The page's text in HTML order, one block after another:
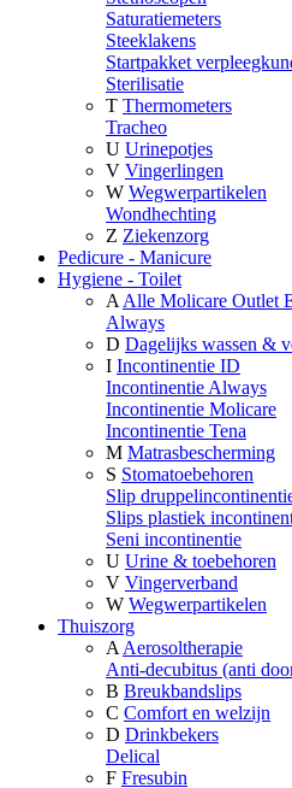
Saturatiemeters
Steeklakens
Startpakket
Sterilisatie
T Thermometers
Tracheo
U Urinepotjes
V Vingerlingen
W Wegwerpartikelen
Wondhechting
Z Ziekenzorg
Pedicure - Manicure
Hygiene - Toilet
A Alle Molicare Outlet
Always
D Dagelijks wassen &
I Incontinentie ID
Incontinentie Always
Incontinentie Molicare
Incontinentie Tena
M Matrasbescherming
S Stomatoebehoren
Slip
Slips plastiek
Seni incontinentie
U Urine & toebehoren
V Vingerverband
W Wegwerpartikelen
Thuiszorg
A Aerosoltherapie
Anti-decubitus (anti
B Breukbandslips
C Comfort en welzijn
D Drinkbekers
Delical
F Fresubin